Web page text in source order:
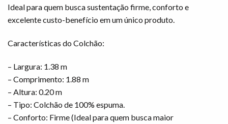
Ideal para quem busca sustentação firme, conforto e
excelente custo-benefício em um único produto.
Características do Colchão:
– Largura: 1.38 m
– Comprimento: 1.88 m
– Altura: 0.20 m
– Tipo: Colchão de 100% espuma.
– Conforto: Firme (Ideal para quem busca maior